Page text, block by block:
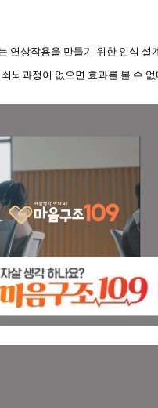
연상작용을 만들기 위한 인식 설
뇌과정이 없으면 효과를 볼 수 없